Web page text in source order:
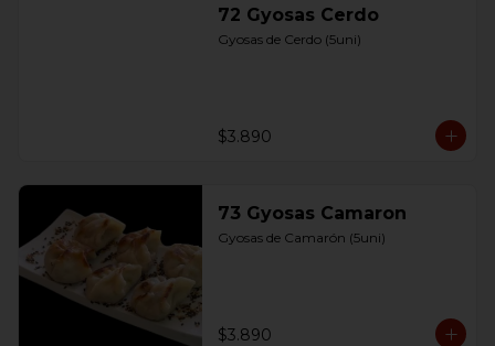
72 Gyosas Cerdo
Gyosas de Cerdo (5uni)
$3.890
73 Gyosas Camaron
Gyosas de Camarón (5uni)
$3.890